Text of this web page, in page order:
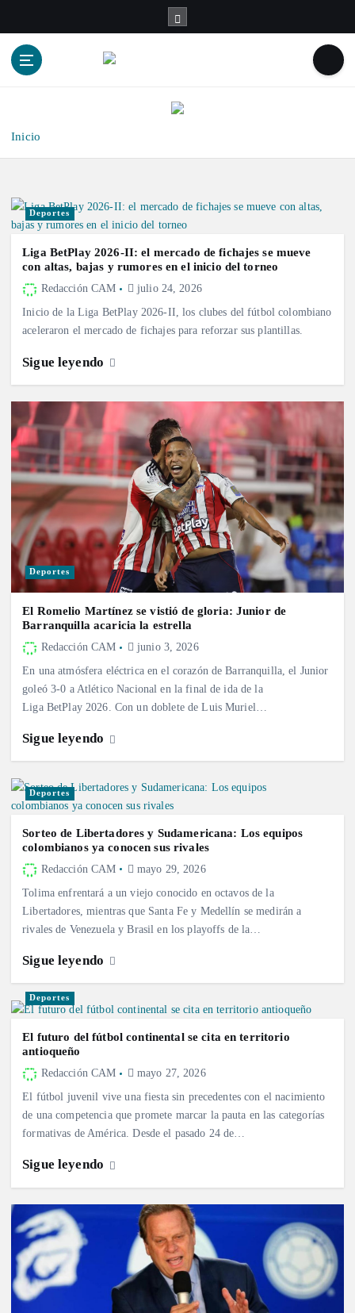
Inicio
Deportes
Liga BetPlay 2026-II: el mercado de fichajes se mueve
con altas, bajas y rumores en el inicio del torneo
Redacción CAM julio 24, 2026
Inicio de la Liga BetPlay 2026-II, los clubes del fútbol colombiano
aceleraron el mercado de fichajes para reforzar sus plantillas.
Sigue leyendo
Deportes
El Romelio Martínez se vistió de gloria: Junior de
Barranquilla acaricia la estrella
Redacción CAM junio 3, 2026
En una atmósfera eléctrica en el corazón de Barranquilla, el Junior
goleó 3-0 a Atlético Nacional en la final de ida de la
Liga BetPlay 2026. Con un doblete de Luis Muriel…
Sigue leyendo
Deportes
Sorteo de Libertadores y Sudamericana: Los equipos
colombianos ya conocen sus rivales
Redacción CAM mayo 29, 2026
Tolima enfrentará a un viejo conocido en octavos de la
Libertadores, mientras que Santa Fe y Medellín se medirán a
rivales de Venezuela y Brasil en los playoffs de la…
Sigue leyendo
Deportes
El futuro del fútbol continental se cita en territorio
antioqueño
Redacción CAM mayo 27, 2026
El fútbol juvenil vive una fiesta sin precedentes con el nacimiento
de una competencia que promete marcar la pauta en las categorías
formativas de América. Desde el pasado 24 de…
Sigue leyendo